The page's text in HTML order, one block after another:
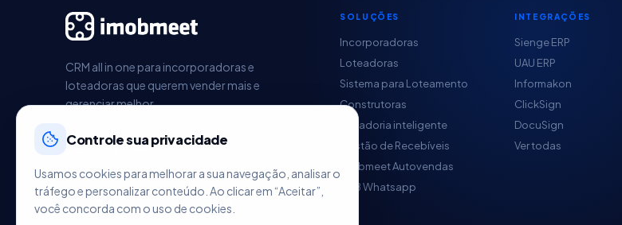
CRM all in one para incorporadoras e
loteadoras que querem vender mais e
gerenciar melhor.
SOLUÇÕES
Incorporadoras
Loteadoras
Sistema para Loteamento
Construtoras
Pagadoria inteligente
Gestão de Recebíveis
Imobmeet Autovendas
HUB Whatsapp
INTEGRAÇÕES
Sienge ERP
UAU ERP
Informakon
ClickSign
DocuSign
Ver todas
Controle sua privacidade
Usamos cookies para melhorar a sua navegação, analisar o
tráfego e personalizar conteúdo. Ao clicar em “Aceitar”,
você concorda com o uso de cookies.